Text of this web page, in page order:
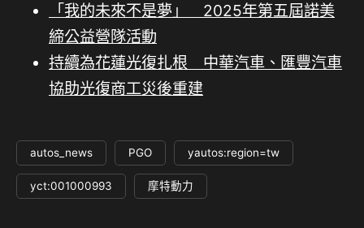
「我的未來不是夢」 2025年第五屆諾美
締公益營隊活動
持續為花蓮光復扎根 中華汽車、匯豐汽車
協助光復商工災後重建
autos_news PGO yautos:region=tw
yct:001000993 摩特動力